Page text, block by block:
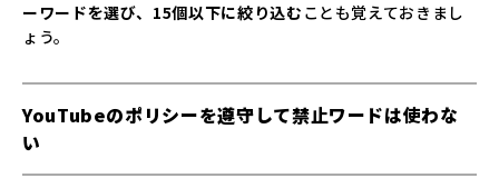
ーワードを選び、15個以下に絞り込む ことも覚えておきまし
ょう。
YouTubeのポリシーを遵守して禁止ワードは使わな
い